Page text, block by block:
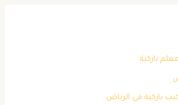
باركية
باركية في الرياض